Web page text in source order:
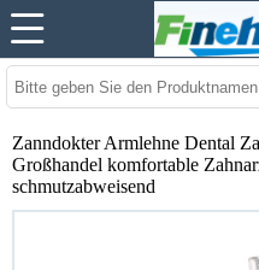
Zanndokter Armlehne Dental
Großhandel komfortable
schmutzabweisend